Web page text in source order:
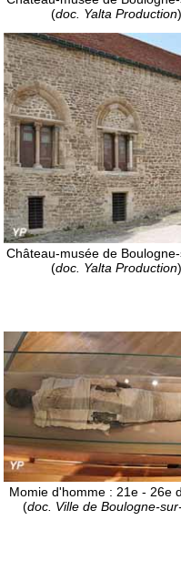
(doc. Yalta Production)
Château-musée de
(doc. Yalta Production)
Momie d'homme : 21e - 26e
(doc. Ville de Boulogne-